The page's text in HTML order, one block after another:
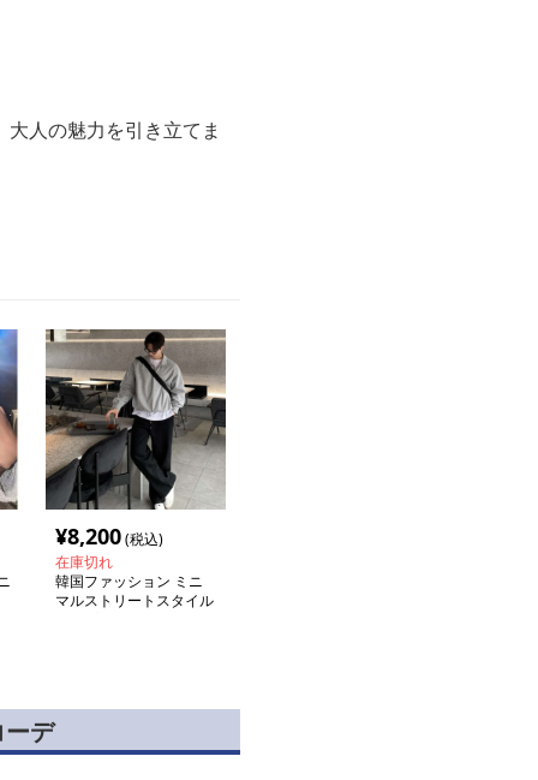
人の魅力を引き立てま
¥8,200(税込)
在庫切れ
韓国ファッション ミニ
マルストリートスタイル
デ